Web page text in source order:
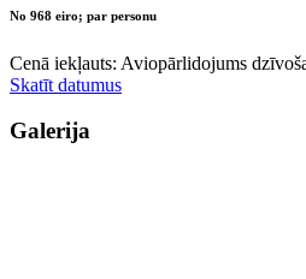
No 968 eiro; par personu
Cenā iekļauts: Aviopārlidojums
Skatīt datumus
Galerija